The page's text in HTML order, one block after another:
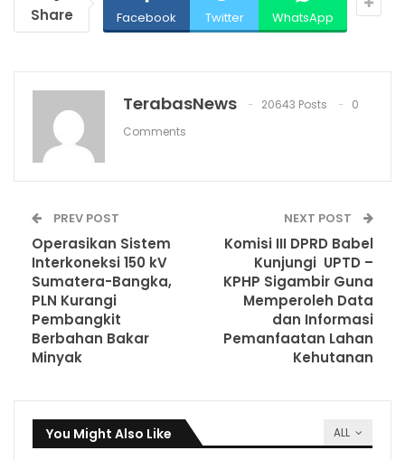
Share Facebook Twitter WhatsApp
TerabasNews 20643 Posts
0
Comments
PREV POST
Operasikan Sistem
Interkoneksi 150 kV
Sumatera-Bangka,
PLN Kurangi
Pembangkit
Berbahan Bakar
Minyak
NEXT POST
Komisi III DPRD Babel
Kunjungi UPTD –
KPHP Sigambir Guna
Memperoleh Data
dan Informasi
Pemanfaatan Lahan
Kehutanan
ALL
You Might Also Like